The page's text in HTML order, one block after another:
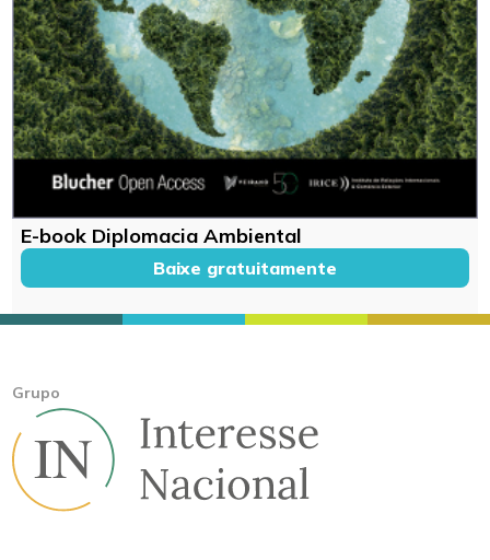
E-book Diplomacia Ambiental
Baixe gratuitamente
Grupo